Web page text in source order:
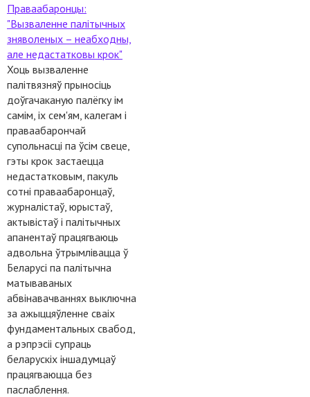
Праваабаронцы:
"Вызваленне палітычных
зняволеных – неабходны,
але недастатковы крок"
Хоць вызваленне
палітвязняў прыносіць
доўгачаканую палёгку ім
самім, іх сем'ям, калегам і
праваабарончай
супольнасці па ўсім свеце,
гэты крок застаецца
недастатковым, пакуль
сотні праваабаронцаў,
журналістаў, юрыстаў,
актывістаў і палітычных
апанентаў працягваюць
адвольна ўтрымлівацца ў
Беларусі па палітычна
матываваных
абвінавачваннях выключна
за ажыццяўленне сваіх
фундаментальных свабод,
а рэпрэсіі супраць
беларускіх іншадумцаў
працягваюцца без
паслаблення.